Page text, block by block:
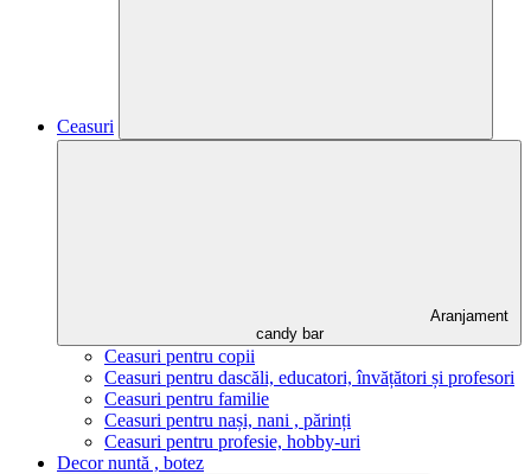
Ceasuri
Aranjament
candy bar
Ceasuri pentru copii
Ceasuri pentru dascăli, educatori, învățători și profesori
Ceasuri pentru familie
Ceasuri pentru nași, nani , părinți
Ceasuri pentru profesie, hobby-uri
Decor nuntă , botez